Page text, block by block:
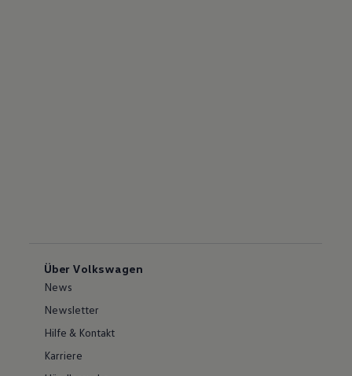
Über Volkswagen
News
Newsletter
Hilfe & Kontakt
Karriere